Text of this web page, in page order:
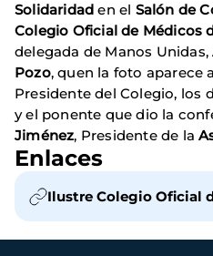
Solidaridad en el Salón de
Colegio Oficial de Médicos
delegada de Manos Unidas,
Pozo, quen la foto aparece
Presidente del Colegio, los
y el ponente que dio la
Jiménez, Presidente de la
Enlaces
Ilustre Colegio Oficial